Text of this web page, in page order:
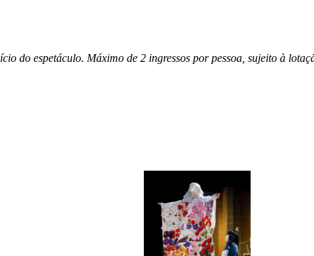
do espetáculo. Máximo de 2 ingressos por pessoa, sujeito à